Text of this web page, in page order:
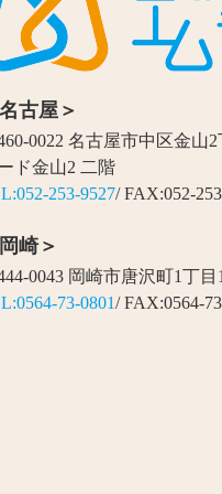
古屋＞
0022 名古屋市中区金山
ド金山2 二階
253-9527/ FAX:052-
崎＞
0043 岡崎市唐沢町1丁
73-0801/ FAX:0564-